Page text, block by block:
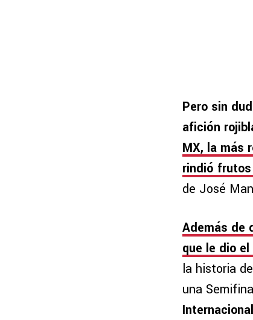
Pero sin
afición
MX, la más
rindió frutos
de José
Además de
que le dio
la historia
una